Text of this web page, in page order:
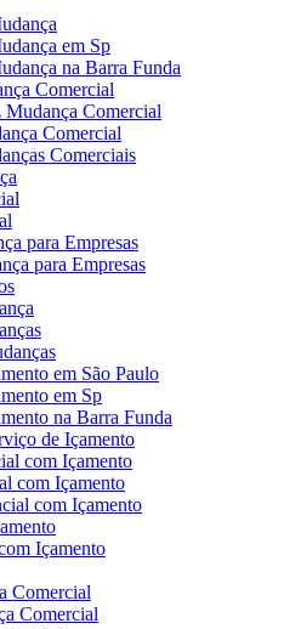
em Sp
na Barra Funda
Comercial
Mudança Comercial
Comercial
Comerciais
para Empresas
para Empresas
em São Paulo
em Sp
na Barra Funda
de Içamento
com Içamento
com Içamento
com Içamento
Içamento
Comercial
Comercial